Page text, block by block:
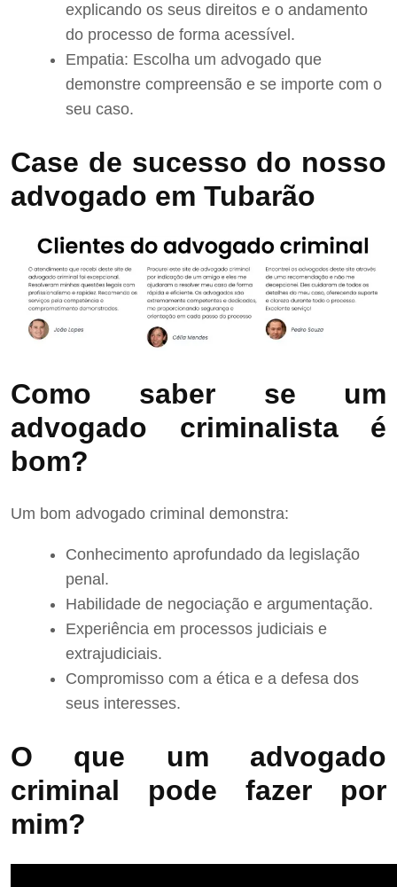
explicando os seus direitos e o andamento
do processo de forma acessível.
Empatia: Escolha um advogado que
demonstre compreensão e se importe com o
seu caso.
Case de sucesso do nosso
advogado em Tubarão
Como saber se um
advogado criminalista é
bom?
Um bom advogado criminal demonstra:
Conhecimento aprofundado da legislação
penal.
Habilidade de negociação e argumentação.
Experiência em processos judiciais e
extrajudiciais.
Compromisso com a ética e a defesa dos
seus interesses.
O que um advogado
criminal pode fazer por
mim?